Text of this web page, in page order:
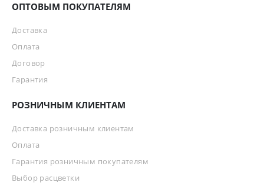
ОПТОВЫМ ПОКУПАТЕЛЯМ
Доставка
Оплата
Договор
Гарантия
РОЗНИЧНЫМ КЛИЕНТАМ
Доставка розничным клиентам
Оплата
Гарантия розничным покупателям
Выбор расцветки